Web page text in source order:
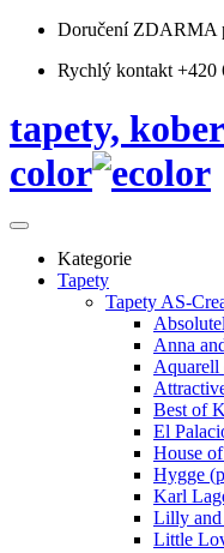
Doručení ZDARMA
Rychlý kontakt +420
tapety,
color
Kategorie
Tapety
Tapety AS-
Anna
Best of
El
House
Hygge
Karl
Lilly and
Little